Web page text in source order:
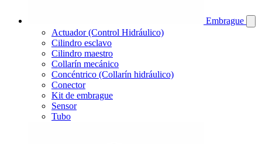
Embrague
Actuador (Control Hidráulico)
Cilindro esclavo
Cilindro maestro
Collarín mecánico
Concéntrico (Collarín hidráulico)
Conector
Kit de embrague
Sensor
Tubo